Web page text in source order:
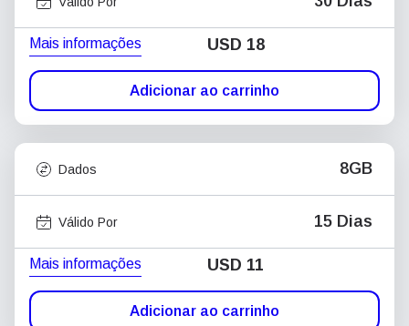
Mais informações USD 18
Adicionar ao carrinho
Dados 8GB
Válido Por 15 Dias
Mais informações USD 11
Adicionar ao carrinho